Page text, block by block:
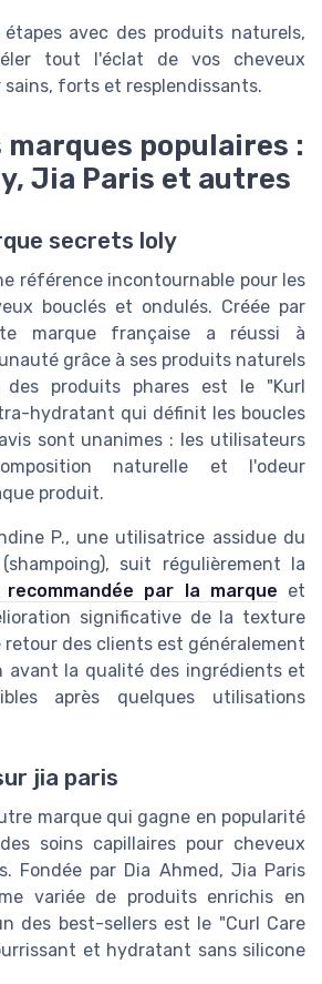
avec des produits naturels,
tout l'éclat de vos cheveux
sains, forts et resplendissants.
marques populaires :
Jia Paris et autres
secrets loly
référence incontournable pour les
bouclés et ondulés. Créée par
marque française a réussi à
grâce à ses produits naturels
des produits phares est le "Kurl
hydratant qui définit les boucles
sont unanimes : les utilisateurs
naturelle et l'odeur
produit.
P., une utilisatrice assidue du
suit régulièrement la
par la marque et
significative de la texture
retour des clients est généralement
la qualité des ingrédients et
après quelques utilisations
jia paris
marque qui gagne en popularité
soins capillaires pour cheveux
Fondée par Dia Ahmed, Jia Paris
variée de produits enrichis en
des best-sellers est le "Curl Care
et hydratant sans silicone